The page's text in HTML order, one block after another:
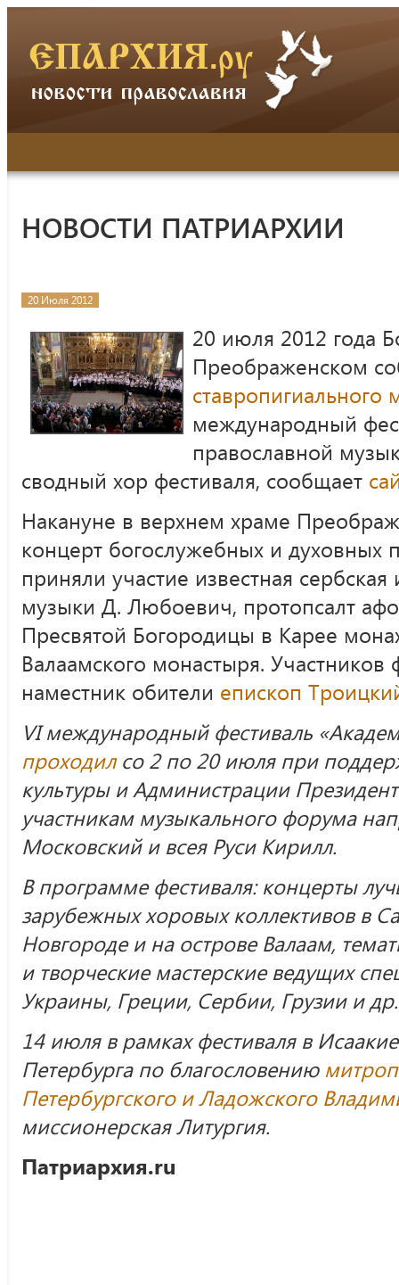
НОВОСТИ ПАТРИАРХИИ
20 Июля 2012
20 июля 2012 года
Преображенском
ставропигиального
международный
православной
сводный хор фестиваля, сообщает
Накануне в верхнем храме
концерт богослужебных и духовных
приняли участие известная
музыки Д. Любоевич, протопсалт
Пресвятой Богородицы в Карее
Валаамского монастыря. Участников
наместник обители епископ
VI международный фестиваль
проходилсо 2 по 20 июля при
культуры и Администрации
участникам музыкального форума
Московский и всея Руси Кирилл.
В программе фестиваля: концерты
зарубежных хоровых коллективов в
Новгороде и на острове Валаам,
и творческие мастерские ведущих
Украины, Греции, Сербии, Грузии и др.
14 июля в рамках фестиваля в
Петербурга по благословению
Петербургского и Ладожского
миссионерская Литургия.
Патриархия.ru